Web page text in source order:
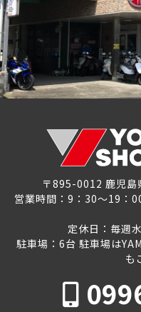
〒895-0012 鹿児
営業時間：9：30～19：
定休日：毎週
駐車場：6台 駐車場は
も